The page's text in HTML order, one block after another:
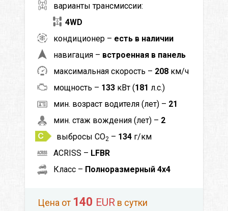
варианты трансмиссии:
4WD
кондиционер – есть в наличии
навигация – встроенная в панель
максимальная скорость – 208 км/ч
мощность – 133 кВт (181 л.с.)
мин. возраст водителя (лет) – 21
мин. стаж вождения (лет) – 2
выбросы CO2 – 134 г/км
ACRISS – LFBR
Класс – Полноразмерный 4x4
Цена от 140 EUR в сутки